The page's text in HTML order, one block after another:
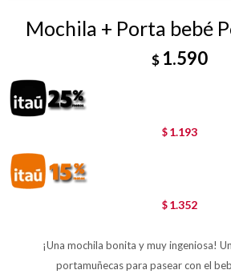
Mochila + Porta bebé
$ 1.590
$ 1.193
$ 1.352
¡Una mochila bonita y muy ingeniosa!
portamuñecas para pasear con el